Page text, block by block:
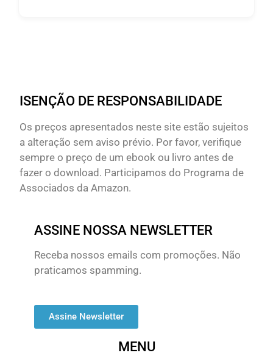
ISENÇÃO DE RESPONSABILIDADE
Os preços apresentados neste site estão sujeitos
a alteração sem aviso prévio. Por favor, verifique
sempre o preço de um ebook ou livro antes de
fazer o download. Participamos do Programa de
Associados da Amazon.
ASSINE NOSSA NEWSLETTER
Receba nossos emails com promoções. Não
praticamos spamming.
Assine Newsletter
MENU